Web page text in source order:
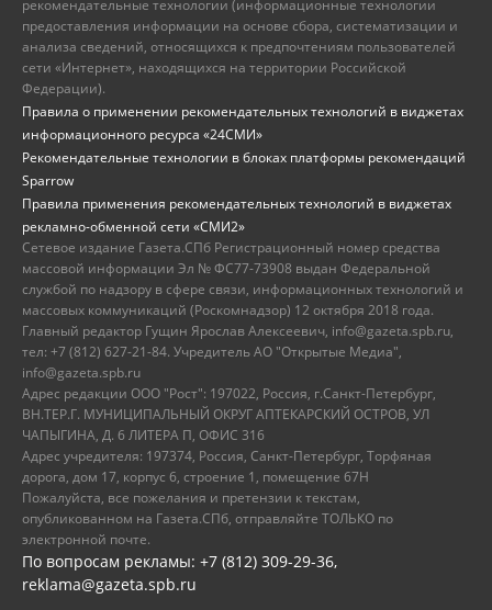
рекомендательные технологии (информационные технологии
предоставления информации на основе сбора, систематизации и
анализа сведений, относящихся к предпочтениям пользователей
сети «Интернет», находящихся на территории Российской
Федерации).
Правила о применении рекомендательных технологий в виджетах
информационного ресурса «24СМИ»
Рекомендательные технологии в блоках платформы рекомендаций
Sparrow
Правила применения рекомендательных технологий в виджетах
рекламно-обменной сети «СМИ2»
Сетевое издание Газета.СПб Регистрационный номер средства
массовой информации Эл № ФС77-73908 выдан Федеральной
службой по надзору в сфере связи, информационных технологий и
массовых коммуникаций (Роскомнадзор) 12 октября 2018 года.
Главный редактор Гущин Ярослав Алексеевич, info@gazeta.spb.ru,
тел: +7 (812) 627-21-84. Учредитель АО "Открытые Медиа",
info@gazeta.spb.ru
Адрес редакции ООО "Рост": 197022, Россия, г.Санкт-Петербург,
ВН.ТЕР.Г. МУНИЦИПАЛЬНЫЙ ОКРУГ АПТЕКАРСКИЙ ОСТРОВ, УЛ
ЧАПЫГИНА, Д. 6 ЛИТЕРА П, ОФИС 316
Адрес учредителя: 197374, Россия, Санкт-Петербург, Торфяная
дорога, дом 17, корпус 6, строение 1, помещение 67Н
Пожалуйста, все пожелания и претензии к текстам,
опубликованном на Газета.СПб, отправляйте ТОЛЬКО по
электронной почте.
По вопросам рекламы: +7 (812) 309-29-36,
reklama@gazeta.spb.ru